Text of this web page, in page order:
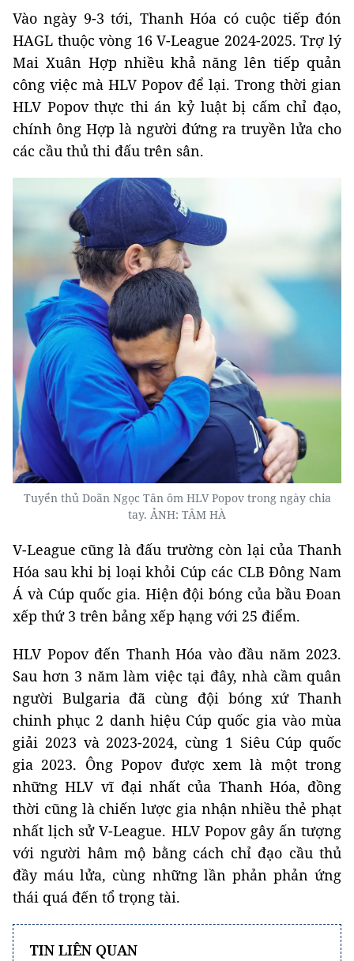
Vào ngày 9-3 tới, Thanh Hóa có cuộc tiếp đón
HAGL thuộc vòng 16 V-League 2024-2025. Trợ lý
Mai Xuân Hợp nhiều khả năng lên tiếp quản
công việc mà HLV Popov để lại. Trong thời gian
HLV Popov thực thi án kỷ luật bị cấm chỉ đạo,
chính ông Hợp là người đứng ra truyền lửa cho
các cầu thủ thi đấu trên sân.
Tuyển thủ Doãn Ngọc Tân ôm HLV Popov trong ngày chia
tay. ẢNH: TÂM HÀ
V-League cũng là đấu trường còn lại của Thanh
Hóa sau khi bị loại khỏi Cúp các CLB Đông Nam
Á và Cúp quốc gia. Hiện đội bóng của bầu Đoan
xếp thứ 3 trên bảng xếp hạng với 25 điểm.
HLV Popov đến Thanh Hóa vào đầu năm 2023.
Sau hơn 3 năm làm việc tại đây, nhà cầm quân
người Bulgaria đã cùng đội bóng xứ Thanh
chinh phục 2 danh hiệu Cúp quốc gia vào mùa
giải 2023 và 2023-2024, cùng 1 Siêu Cúp quốc
gia 2023. Ông Popov được xem là một trong
những HLV vĩ đại nhất của Thanh Hóa, đồng
thời cũng là chiến lược gia nhận nhiều thẻ phạt
nhất lịch sử V-League. HLV Popov gây ấn tượng
với người hâm mộ bằng cách chỉ đạo cầu thủ
đầy máu lửa, cùng những lần phản phản ứng
thái quá đến tổ trọng tài.
TIN LIÊN QUAN